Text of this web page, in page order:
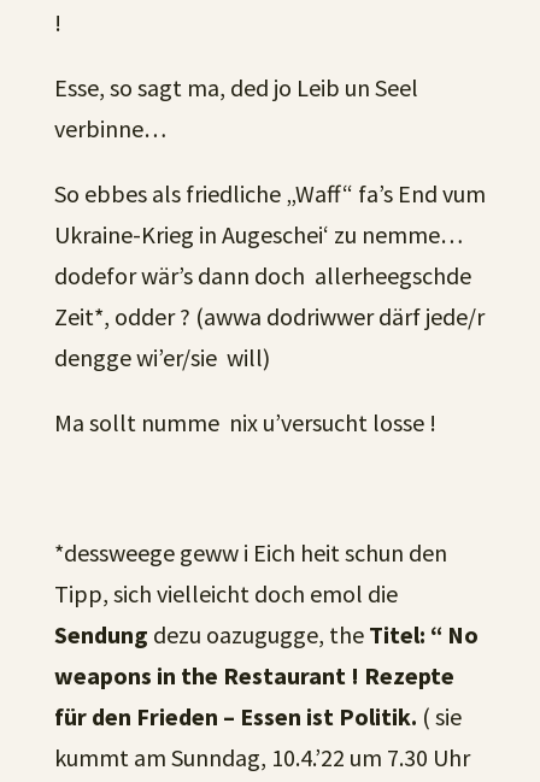
!
Esse, so sagt ma, ded jo Leib un Seel
verbinne…
So ebbes als friedliche „Waff“ fa’s End vum
Ukraine-Krieg in Augeschei‘ zu nemme…
dodefor wär’s dann doch allerheegschde
Zeit*, odder ? (awwa dodriwwer därf jede/r
dengge wi’er/sie will)
Ma sollt numme nix u’versucht losse !
*dessweege geww i Eich heit schun den
Tipp, sich vielleicht doch emol die
Sendung dezu oazugugge, the Titel: “ No
weapons in the Restaurant ! Rezepte
für den Frieden – Essen ist Politik. ( sie
kummt am Sunndag, 10.4.’22 um 7.30 Uhr